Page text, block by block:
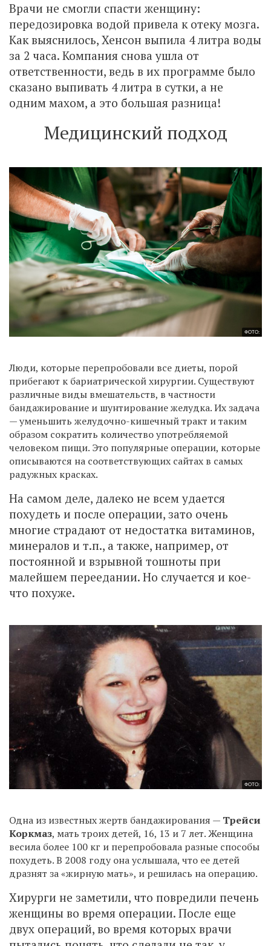
Врачи не смогли спасти женщину:
передозировка водой привела к отеку мозга.
Как выяснилось, Хенсон выпила 4 литра воды
за 2 часа. Компания снова ушла от
ответственности, ведь в их программе было
сказано выпивать 4 литра в сутки, а не
одним махом, а это большая разница!
Медицинский подход
ФОТО:
Люди, которые перепробовали все диеты, порой
прибегают к бариатрической хирургии. Существуют
различные виды вмешательств, в частности
бандажирование и шунтирование желудка. Их задача
— уменьшить желудочно-кишечный тракт и таким
образом сократить количество употребляемой
человеком пищи. Это популярные операции, которые
описываются на соответствующих сайтах в самых
радужных красках.
На самом деле, далеко не всем удается
похудеть и после операции, зато очень
многие страдают от недостатка витаминов,
минералов и т.п., а также, например, от
постоянной и взрывной тошноты при
малейшем переедании. Но случается и кое-
что похуже.
ФОТО:
Одна из известных жертв бандажирования — Трейси
Коркмаз, мать троих детей, 16, 13 и 7 лет. Женщина
весила более 100 кг и перепробовала разные способы
похудеть. В 2008 году она услышала, что ее детей
дразнят за «жирную мать», и решилась на операцию.
Хирурги не заметили, что повредили печень
женщины во время операции. После еще
двух операций, во время которых врачи